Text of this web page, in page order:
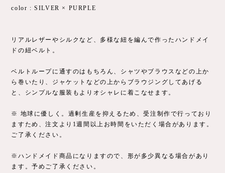
color : SILVER × PURPLE
リアルレザーやシルクなど、多様な紐を編んで作ったハンドメイ
ドの紐ベルト。
ベルトループに通すのはもちろん、シャツやブラウスなどの上か
ら巻いたり、ジャケットなどの上からブラウジングしてあげる
と、シンプルな服装もよりオシャレに着こなせます。
※ 地球に優しく。過剰生産を抑えるため、受注制作で行っており
ますため、注文より1週間以上お時間をいただく場合があります。
ご了承ください。
※ハンドメイド商品になりますので、形が多少異なる場合があり
ます。予めご了承ください。